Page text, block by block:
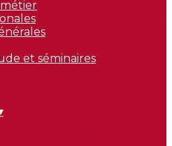
et séminaires